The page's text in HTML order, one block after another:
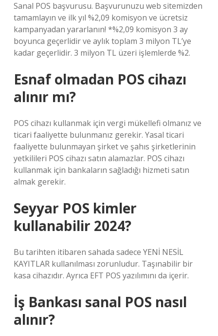
Sanal POS başvurusu. Başvurunuzu web sitemizden
tamamlayın ve ilk yıl %2,09 komisyon ve ücretsiz
kampanyadan yararlanın! *%2,09 komisyon 3 ay
boyunca geçerlidir ve aylık toplam 3 milyon TL’ye
kadar geçerlidir. 3 milyon TL üzeri işlemlerde %2.
Esnaf olmadan POS cihazı
alınır mı?
POS cihazı kullanmak için vergi mükellefi olmanız ve
ticari faaliyette bulunmanız gerekir. Yasal ticari
faaliyette bulunmayan şirket ve şahıs şirketlerinin
yetkilileri POS cihazı satın alamazlar. POS cihazı
kullanmak için bankaların sağladığı hizmeti satın
almak gerekir.
Seyyar POS kimler
kullanabilir 2024?
Bu tarihten itibaren sahada sadece YENİ NESİL
KAYITLAR kullanılması zorunludur. Taşınabilir bir
kasa cihazıdır. Ayrıca EFT POS yazılımını da içerir.
İş Bankası sanal POS nasıl
alınır?